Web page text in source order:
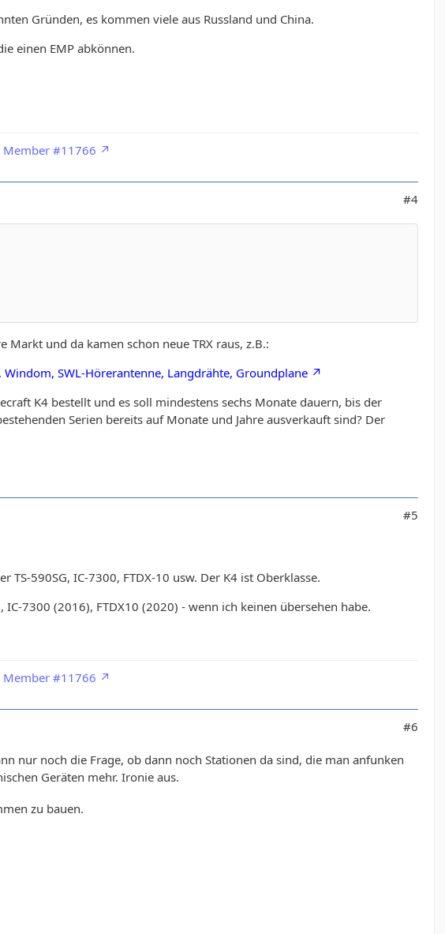
Gründen, es kommen viele aus Russland und China.
einen EMP abkönnen.
Member #11766
#4
und da kamen schon neue TRX raus, z.B.:
SWL-Hörerantenne, Langdrähte, Groundplane
K4 bestellt und es soll mindestens sechs Monate dauern, bis der
Serien bereits auf Monate und Jahre ausverkauft sind? Der
#5
590SG, IC-7300, FTDX-10 usw. Der K4 ist Oberklasse.
7300 (2016), FTDX10 (2020) - wenn ich keinen übersehen habe.
Member #11766
#6
nur noch die Frage, ob dann noch Stationen da sind, die man anfunken
Geräten mehr. Ironie aus.
zu bauen.